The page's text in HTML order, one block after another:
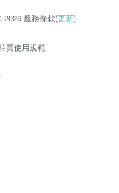
2026 服務條款(更新)
賣使用規範